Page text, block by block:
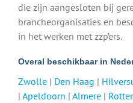
die zijn aangesloten bij
brancheorganisaties en
in het werken met zzp’ers.
Overal beschikbaar in
Zwolle | Den Haag |
| Apeldoorn | Almere |